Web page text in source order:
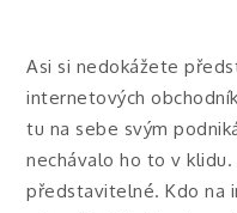
Asi si nedokážete
internetových
tu na sebe svým
nechávalo ho to v
představitelné. Kdo na